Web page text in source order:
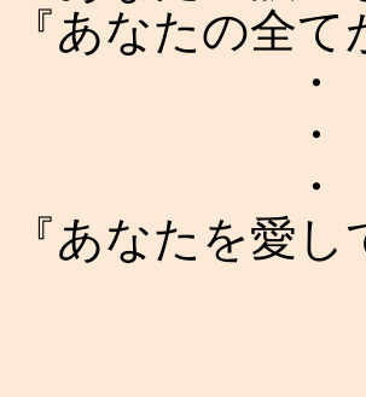
『あなたの全
・
・
・
『あなたを愛